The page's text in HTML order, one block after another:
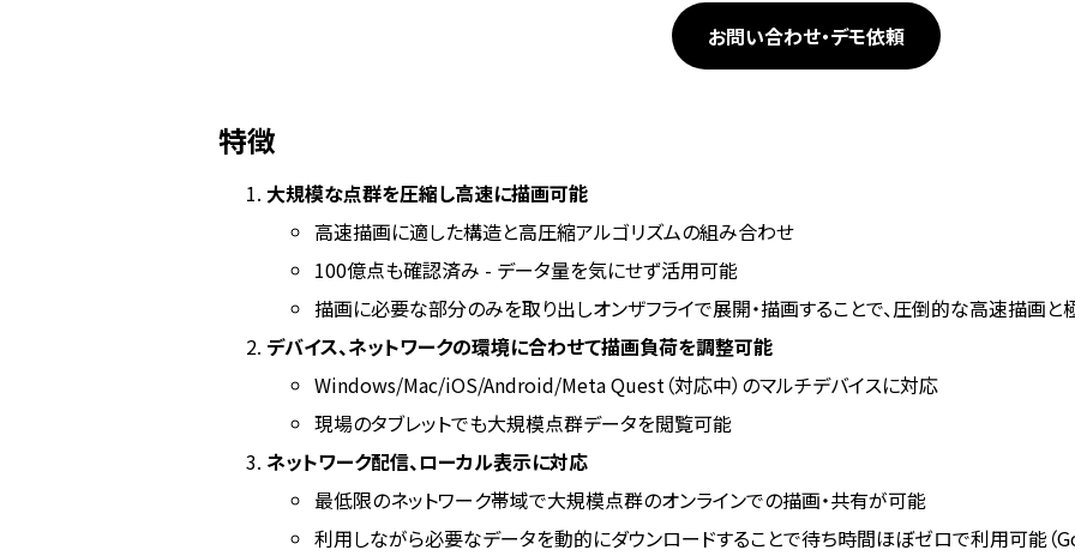
お問い合わせ・デモ依頼
特徴
大規模な点群を圧縮し高速に描画可能
高速描画に適した構造と高圧縮アルゴリズムの組み合わせ
100億点も確認済み - データ量を気にせず活用可能
描画に必要な部分のみを取り出しオンザフライで展開・描画することで、圧倒的な高速描画と
デバイス、ネットワークの環境に合わせて描画負荷を調整可能
Windows/Mac/iOS/Android/Meta Quest（対応中）のマルチデバイスに対応
現場のタブレットでも大規模点群データを閲覧可能
ネットワーク配信、ローカル表示に対応
最低限のネットワーク帯域で大規模点群のオンラインでの描画・共有が可能
利用しながら必要なデータを動的にダウンロードすることで待ち時間ほぼゼロで利用可能（